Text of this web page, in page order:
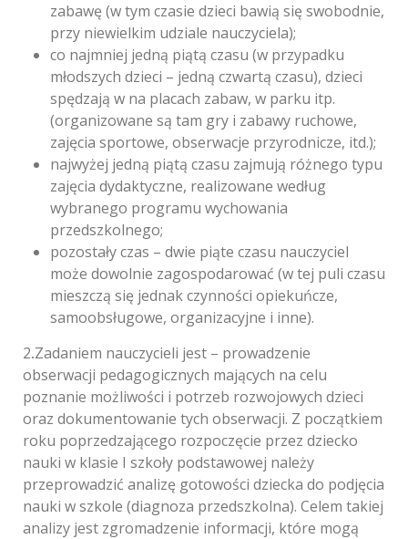
zabawę (w tym czasie dzieci bawią się swobodnie,
przy niewielkim udziale nauczyciela);
co najmniej jedną piątą czasu (w przypadku
młodszych dzieci – jedną czwartą czasu), dzieci
spędzają w na placach zabaw, w parku itp.
(organizowane są tam gry i zabawy ruchowe,
zajęcia sportowe, obserwacje przyrodnicze, itd.);
najwyżej jedną piątą czasu zajmują różnego typu
zajęcia dydaktyczne, realizowane według
wybranego programu wychowania
przedszkolnego;
pozostały czas – dwie piąte czasu nauczyciel
może dowolnie zagospodarować (w tej puli czasu
mieszczą się jednak czynności opiekuńcze,
samoobsługowe, organizacyjne i inne).
2.Zadaniem nauczycieli jest – prowadzenie
obserwacji pedagogicznych mających na celu
poznanie możliwości i potrzeb rozwojowych dzieci
oraz dokumentowanie tych obserwacji. Z początkiem
roku poprzedzającego rozpoczęcie przez dziecko
nauki w klasie I szkoły podstawowej należy
przeprowadzić analizę gotowości dziecka do podjęcia
nauki w szkole (diagnoza przedszkolna). Celem takiej
analizy jest zgromadzenie informacji, które mogą